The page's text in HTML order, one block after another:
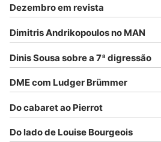
Dezembro em revista
Dimitris Andrikopoulos no MAN
Dinis Sousa sobre a 7ª digressão
DME com Ludger Brümmer
Do cabaret ao Pierrot
Do lado de Louise Bourgeois